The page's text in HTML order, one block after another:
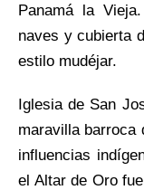
Panamá la
naves y cubierta
estilo mudéjar.
Iglesia de San
maravilla barroca
influencias
el Altar de Oro